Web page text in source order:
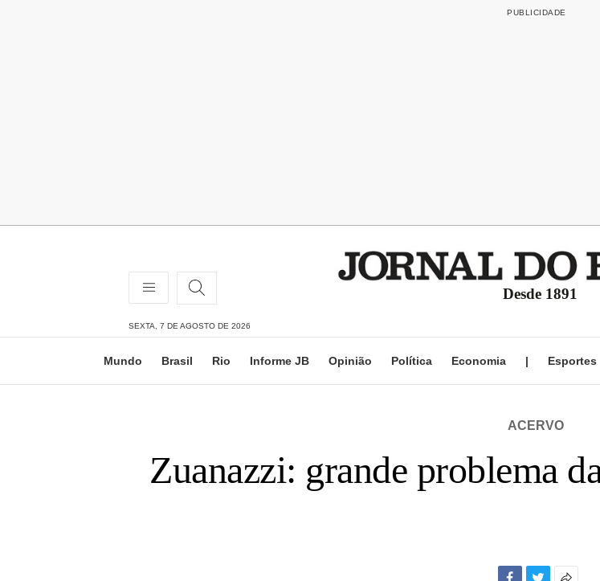
Desde 1891
SEXTA, 7 DE AGOSTO DE 2026
Mundo Brasil Rio Informe JB Opinião Política Economia | Esportes
ACERVO
Zuanazzi: grande problema